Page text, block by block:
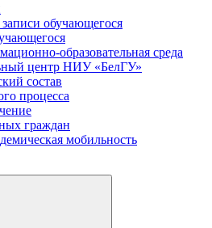
обучающегося
образовательная среда
центр НИУ «БелГУ»
состав
процесса
граждан
мобильность